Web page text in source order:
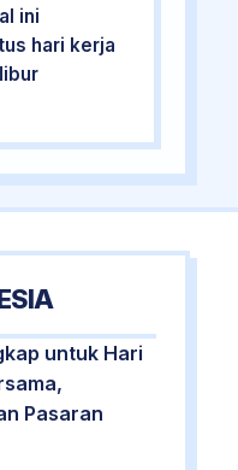
ini
hari kerja
untuk Hari
Pasaran